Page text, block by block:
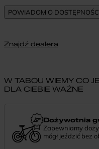
Znajdź dealera
W TABOU WIEMY CO
DLA CIEBIE WAŻNE
Dożywotnia
Zapewniamy
mógł jeździć bez